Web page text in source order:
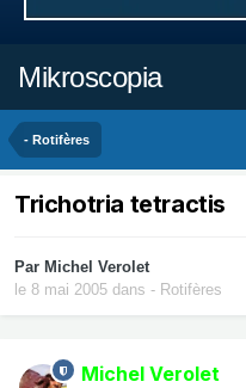
Mikroscopia
- Rotifères
Trichotria tetractis
Par Michel Verolet
le 8 mai 2005 dans - Rotifères
Michel Verolet